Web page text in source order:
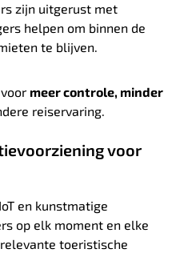
zijn uitgerust met
helpen om binnen de
te blijven.
meer controle, minder
reiservaring.
voor
en kunstmatige
op elk moment en elke
toeristische